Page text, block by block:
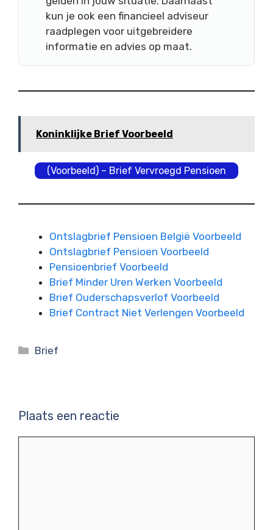
kun je ook een financieel adviseur
raadplegen voor uitgebreidere
informatie en advies op maat.
Koninklijke Brief Voorbeeld
(Voorbeeld) – Brief Vervroegd Pensioen
Ontslagbrief Pensioen België Voorbeeld
Ontslagbrief Pensioen Voorbeeld
Pensioenbrief Voorbeeld
Brief Minder Uren Werken Voorbeeld
Brief Ouderschapsverlof Voorbeeld
Brief Contract Niet Verlengen Voorbeeld
Categorieën
Brief
Plaats een reactie